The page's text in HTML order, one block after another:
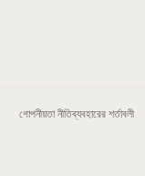
গোপনীয়তা নীতিব্যবহারের শর্তাবলী